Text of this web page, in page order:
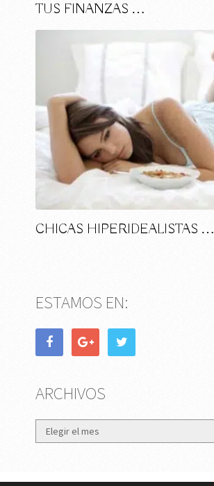
TUS FINANZAS …
CHICAS HIPERIDEALISTAS …
ESTAMOS EN:
ARCHIVOS
Archivos